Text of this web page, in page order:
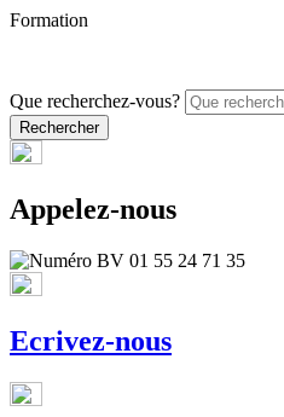
Formation
Que recherchez-vous?
Appelez-nous
Ecrivez-nous